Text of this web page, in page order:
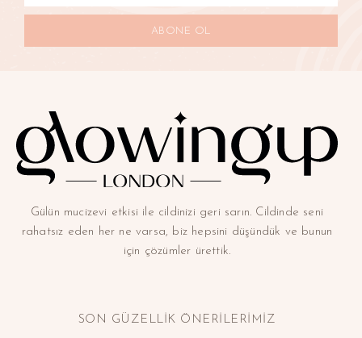
ABONE OL
Gülün mucizevi etkisi ile cildinizi geri sarın. Cildinde seni
rahatsız eden her ne varsa, biz hepsini düşündük ve bunun
için çözümler ürettik.
SON GÜZELLİK ÖNERİLERİMİZ